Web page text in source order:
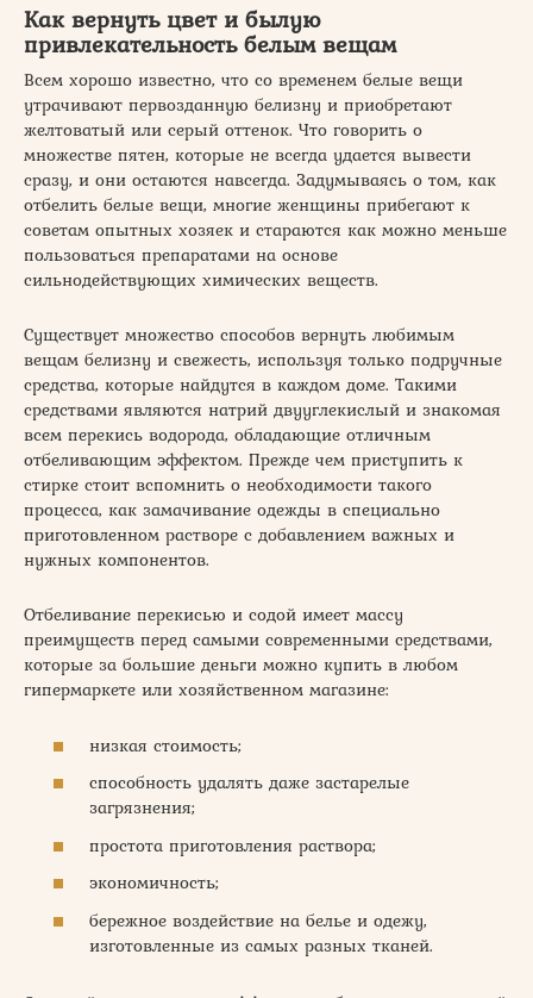
Как вернуть цвет и былую
привлекательность белым вещам
Всем хорошо известно, что со временем белые вещи
утрачивают первозданную белизну и приобретают
желтоватый или серый оттенок. Что говорить о
множестве пятен, которые не всегда удается вывести
сразу, и они остаются навсегда. Задумываясь о том, как
отбелить белые вещи, многие женщины прибегают к
советам опытных хозяек и стараются как можно меньше
пользоваться препаратами на основе
сильнодействующих химических веществ.
Существует множество способов вернуть любимым
вещам белизну и свежесть, используя только подручные
средства, которые найдутся в каждом доме. Такими
средствами являются натрий двууглекислый и знакомая
всем перекись водорода, обладающие отличным
отбеливающим эффектом. Прежде чем приступить к
стирке стоит вспомнить о необходимости такого
процесса, как замачивание одежды в специально
приготовленном растворе с добавлением важных и
нужных компонентов.
Отбеливание перекисью и содой имеет массу
преимуществ перед самыми современными средствами,
которые за большие деньги можно купить в любом
гипермаркете или хозяйственном магазине:
низкая стоимость;
способность удалять даже застарелые
загрязнения;
простота приготовления раствора;
экономичность;
бережное воздействие на белье и одежу,
изготовленные из самых разных тканей.